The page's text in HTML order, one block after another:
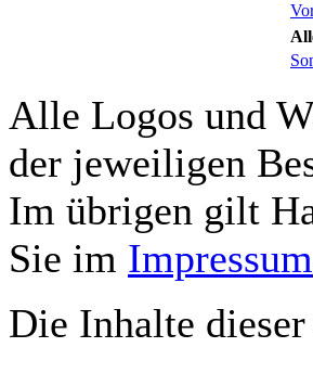
Alle Logos und
der jeweiligen
Im übrigen gilt
Sie im Impressum
Die Inhalte